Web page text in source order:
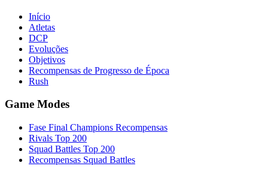
Início
Atletas
DCP
Evoluções
Objetivos
Recompensas de Progresso de Época
Rush
Game Modes
Fase Final Champions Recompensas
Rivals Top 200
Squad Battles Top 200
Recompensas Squad Battles